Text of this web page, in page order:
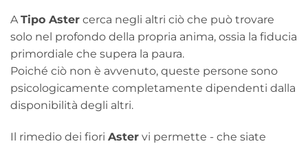
ATipo Aster cerca negli altri ciò che può trovare
solo nel profondo della propria anima, ossia la fiducia
primordiale che supera la paura.
Poiché ciò non è avvenuto, queste persone sono
psicologicamente completamente dipendenti dalla
disponibilità degli altri.
Il rimedio dei fiori Aster vi permette - che siate